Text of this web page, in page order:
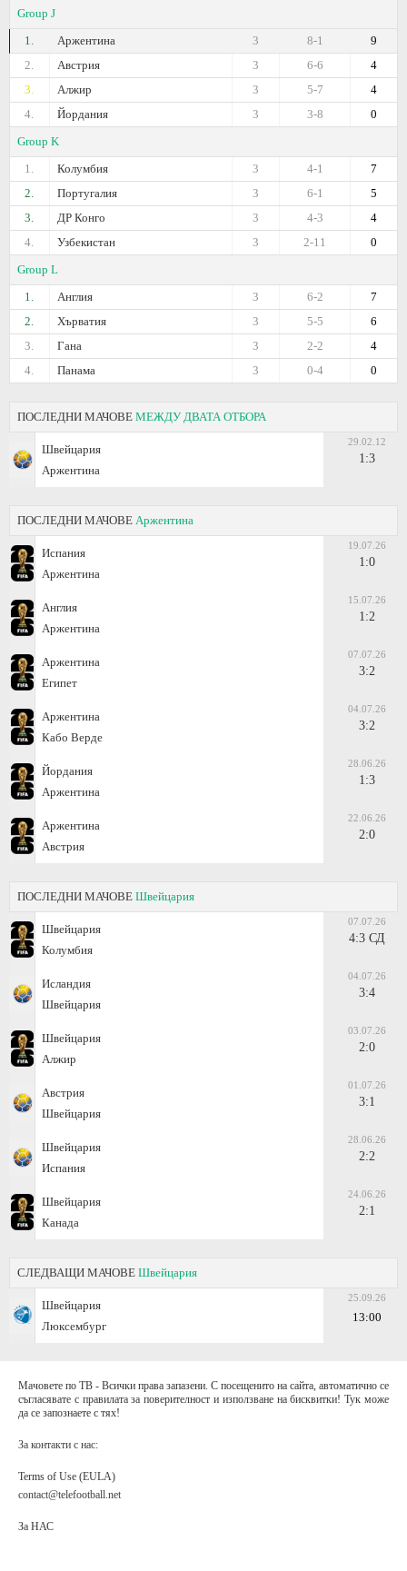
Group J
1.
Аржентина 9
8-1
3
2.
Австрия 4
6-6
3
3.
Алжир 4
5-7
3
4.
Йордания 0
3-8
3
Group K
1.
Колумбия 7
4-1
3
2.
Португалия 5
6-1
3
3.
ДР Конго 4
4-3
3
4.
Узбекистан 0
2-11
3
Group L
1.
Англия 7
6-2
3
2.
Хърватия 6
5-5
3
3.
Гана 4
2-2
3
4.
Панама 0
0-4
3
ПОСЛЕДНИ МАЧОВЕ МЕЖДУ ДВАТА ОТБОРА
Швейцария
Аржентина
29.02.12
1:3
ПОСЛЕДНИ МАЧОВЕ Аржентина
Испания
Аржентина
19.07.26
1:0
Англия
Аржентина
15.07.26
1:2
Аржентина
Египет
07.07.26
3:2
Аржентина
Кабо Верде
04.07.26
3:2
Йордания
Аржентина
28.06.26
1:3
Аржентина
Австрия
22.06.26
2:0
ПОСЛЕДНИ МАЧОВЕ Швейцария
Швейцария
Колумбия
07.07.26
4:3 СД
Исландия
Швейцария
04.07.26
3:4
Швейцария
Алжир
03.07.26
2:0
Австрия
Швейцария
01.07.26
3:1
Швейцария
Испания
28.06.26
2:2
Швейцария
Канада
24.06.26
2:1
СЛЕДВАЩИ МАЧОВЕ Швейцария
Швейцария
Люксембург
25.09.26
13:00
Мачовете по ТВ - Всички права запазени. С посещенито на сайта, автоматично се
съгласявате с правилата за поверителност и използване на бисквитки! Тук може
да се запознаете с тях!
За контакти с нас:
Terms of Use (EULA)
contact@telefootball.net
За НАС